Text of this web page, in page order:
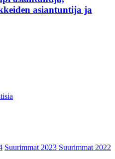
asiantuntija ja
Suurimmat 2023 Suurimmat 2022